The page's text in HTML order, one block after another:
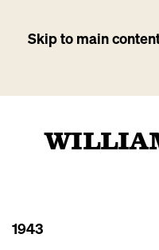
Skip to main
1943